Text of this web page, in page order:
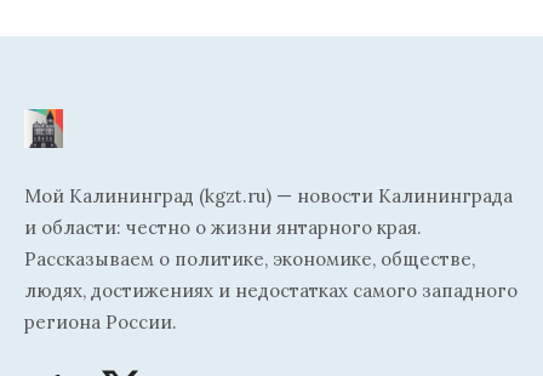
Мой Калининград (kgzt.ru) — новости Калининграда
и области: честно о жизни янтарного края.
Рассказываем о политике, экономике, обществе,
людях, достижениях и недостатках самого западного
региона России.